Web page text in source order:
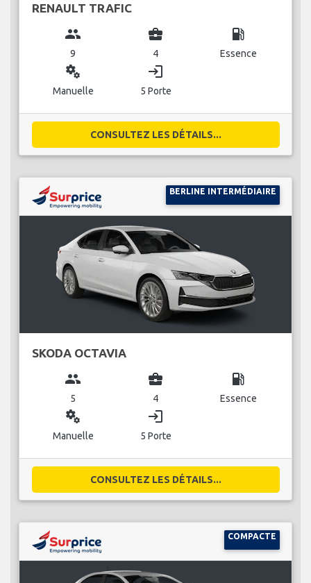
RENAULT TRAFIC
group
9
business_center
4
local_gas_station
Essence
miscellaneous_services
Manuelle
login
5 Porte
CONSULTEZ LES DÉTAILS...
BERLINE INTERMÉDIAIRE
SKODA OCTAVIA
group
5
business_center
4
local_gas_station
Essence
miscellaneous_services
Manuelle
login
5 Porte
CONSULTEZ LES DÉTAILS...
COMPACTE